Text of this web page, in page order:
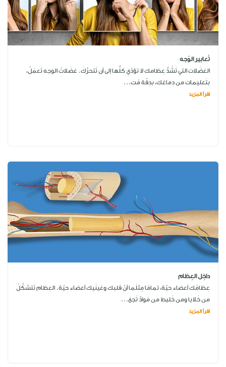
تَعابير الوَجه
العَضَلات التي تَشُدُّ عِظامك لا تؤدّي كلُّها إلى أن تَتحرَّكَ. عَضَلاتُ الوَجه تَعمَلُ،
بتَعليمات من دِماغك، بدِقّة مُت...
اقرأ المزيد
داخِل العِظام
عِظامُك أعضاء حيّة، تمامًا مِثلَما أنّ قَلبك وعَينَيك أعضاء حيّة. العِظام تَتشكَّلُ
من خَلايا ومن خَليط من مَوادَّ تَجعَ...
اقرأ المزيد